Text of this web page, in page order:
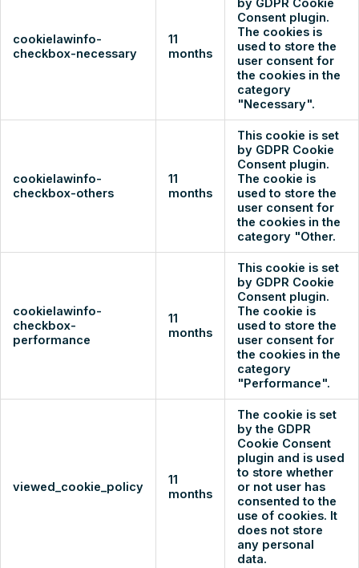
cookielawinfo-
checkbox-necessary
11
months
by GDPR Cookie
Consent plugin.
The cookies is
used to store the
user consent for
the cookies in the
category
"Necessary".
cookielawinfo-
checkbox-others
11
months
This cookie is set
by GDPR Cookie
Consent plugin.
The cookie is
used to store the
user consent for
the cookies in the
category "Other.
cookielawinfo-
checkbox-
performance
11
months
This cookie is set
by GDPR Cookie
Consent plugin.
The cookie is
used to store the
user consent for
the cookies in the
category
"Performance".
viewed_cookie_policy
11
months
The cookie is set
by the GDPR
Cookie Consent
plugin and is used
to store whether
or not user has
consented to the
use of cookies. It
does not store
any personal
data.